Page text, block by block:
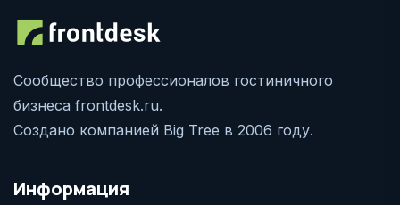
Сообщество профессионалов гостиничного
бизнеса frontdesk.ru.
Создано компанией Big Tree в 2006 году.
Информация